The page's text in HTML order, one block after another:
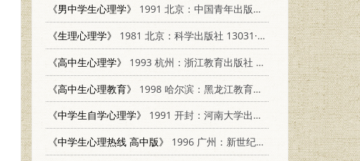
《男中学生心理学》
1991 北京：中国青年出版社 7500608381
《生理心理学》
1981 北京：科学出版社 13031·1521
《高中生心理学》
1993 杭州：浙江教育出版社 7533811151
《高中生心理教育》
1998 哈尔滨：黑龙江教育出版社 7531634376
《中学生自学心理学》
1991 开封：河南大学出版社 7810186485
《中学生心理热线 高中版》
1996 广州：新世纪出版社 7540513888